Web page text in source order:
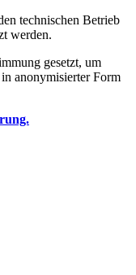
technischen Betrieb
werden.
gesetzt, um
anonymisierter Form